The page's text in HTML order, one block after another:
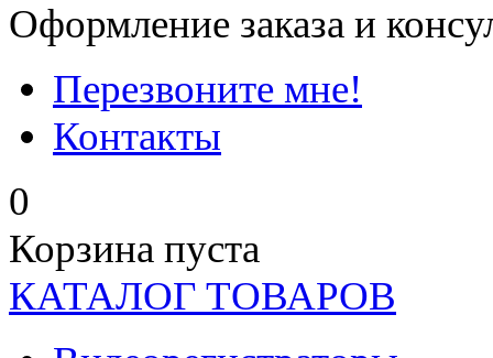
Оформление заказа и
Перезвоните мне!
Контакты
0
Корзина пуста
КАТАЛОГ ТОВАРОВ